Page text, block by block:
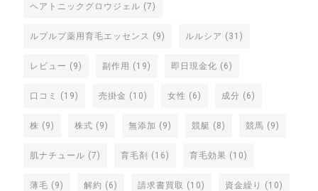
ヘアトニックグロウジェル (7)
ルプルプ薬用育毛エッセンス (9) ルルシア (31)
レビュー (9) 副作用 (19) 即日現金化 (6)
口コミ (19) 売掛金 (10) 女性 (6) 成分 (6)
株 (9) 株式 (9) 無添加 (9) 競艇 (8) 競馬 (9)
肌ナチュール (7) 育毛剤 (16) 育毛効果 (10)
薄毛 (9) 解約 (6) 請求書買取 (10) 資金繰り (10)